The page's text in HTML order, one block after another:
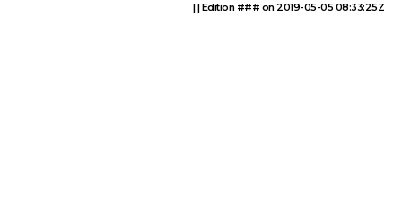
Edition ### on 2019-05-05 08:33:25Z | |